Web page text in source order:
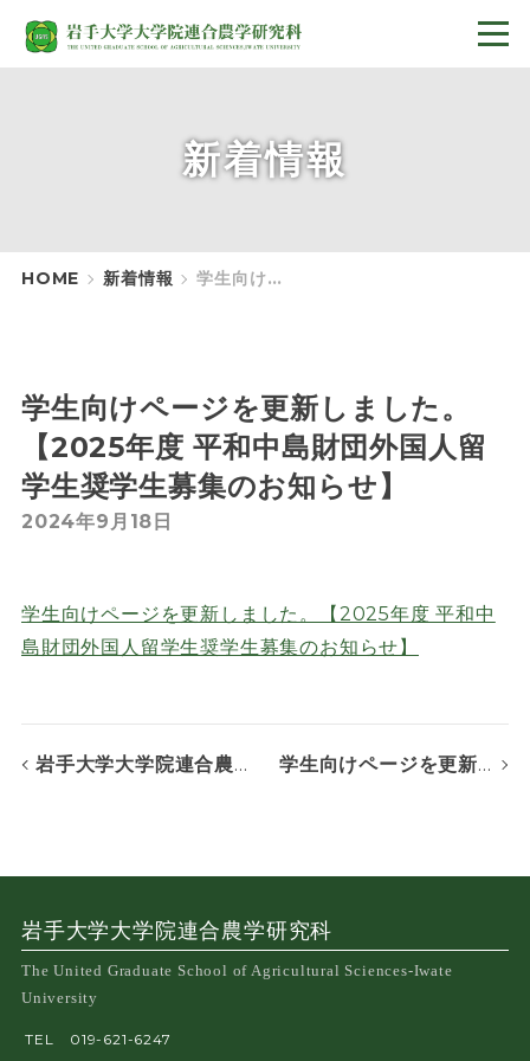
新着情報
HOME 新着情報 学生向けページを更新しました。【2025年度 平和中島財団外国人留学生奨学生募集のお知らせ】
学生向けページを更新しました。
【2025年度 平和中島財団外国人留
学生奨学生募集のお知らせ】
2024年9月18日
学生向けページを更新しました。【2025年度 平和中
島財団外国人留学生奨学生募集のお知らせ】
岩手大学大学院連合農学研究科2024年10月入学及び第1期2025年4月入学者選抜試験の合格発表を掲載しました 学生向けページを更新しました。【公益信託 川嶋章司記念スカラーシップ基金 2025年度奨学生募集のお知らせ】
岩手大学大学院連合農学研究科
The United Graduate School of Agricultural Sciences-Iwate
University
TEL
019-621-6247